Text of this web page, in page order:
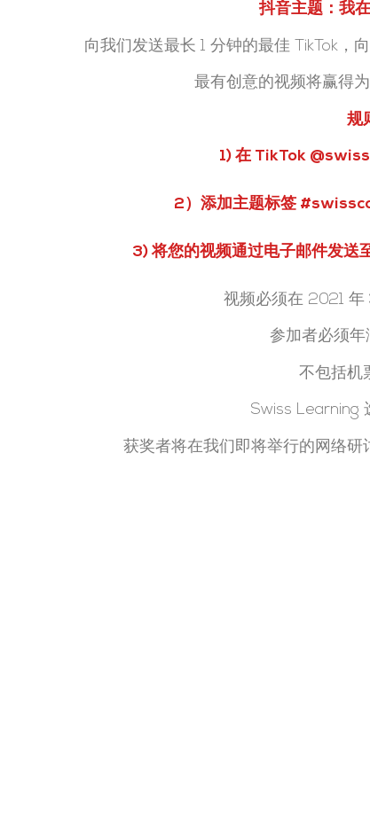
抖音主题：我
向我们发送最长 1 分钟的最佳 TikTok，
最有创意的视频将赢得
规
1) 在 TikTok
2）添加主题标签
3) 将您的视频通过电子邮件发
视频必须在 2021 年
参加者必须年
不包括机
Swiss Learning
获奖者将在我们即将举行的网络